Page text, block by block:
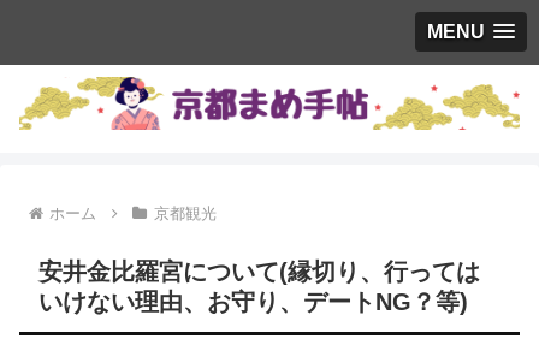
MENU
ホーム 京都観光
安井金比羅宮について(縁切り、行っては
いけない理由、お守り、デートNG？等)